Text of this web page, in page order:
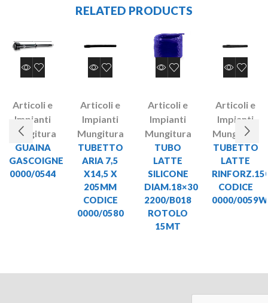
RELATED PRODUCTS
Articoli e
Impianti
Mungitura
GUAINA
GASCOIGNE
0000/0544
Articoli e
Impianti
Mungitura
TUBETTO
ARIA 7,5
X14,5 X
205MM
CODICE
0000/0580
Articoli e
Impianti
Mungitura
TUBO
LATTE
SILICONE
DIAM.18×30
2200/B018
ROTOLO
15MT
Articoli e
Impianti
Mungitura
TUBETTO
LATTE
CODICE
0000/0059W